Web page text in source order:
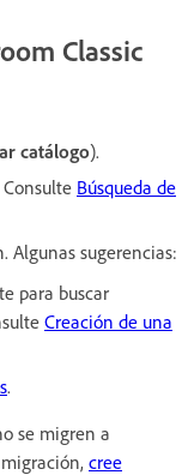
Classic
catálogo).
Búsqueda de
Algunas sugerencias:
para buscar
Creación de una
.
se migren a
cree